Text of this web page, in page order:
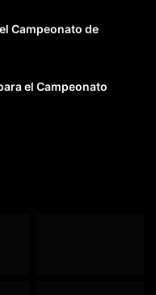
Campeonato de
el Campeonato